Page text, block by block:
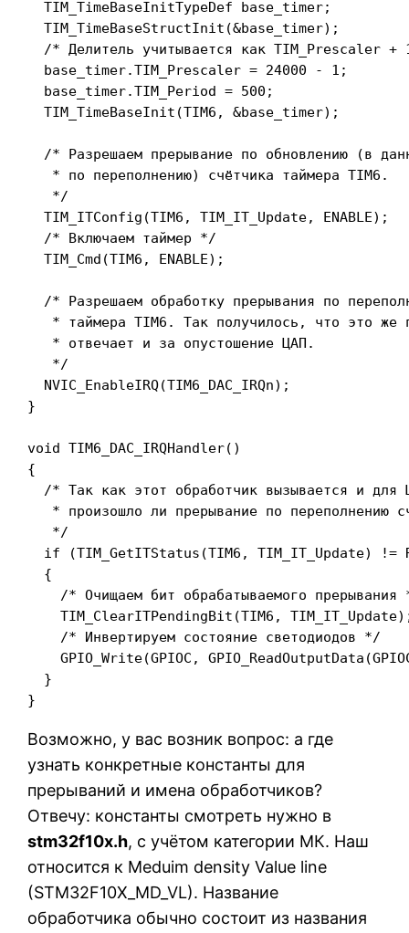
  TIM_TimeBaseInitTypeDef base_timer;
  TIM_TimeBaseStructInit(&base_timer);
/* Делитель учитывается как TIM_Prescaler +
  base_timer.TIM_Prescaler = 24000 - 1;
  base_timer.TIM_Period = 500;
  TIM_TimeBaseInit(TIM6, &base_timer);
/* Разрешаем прерывание по обновлению (в
   * по переполнению) счётчика таймера TIM6.
   */
  TIM_ITConfig(TIM6, TIM_IT_Update, ENABLE);
  /* Включаем таймер */
  TIM_Cmd(TIM6, ENABLE);
/* Разрешаем обработку прерывания по
* таймера TIM6. Так получилось, что это же
   * отвечает и за опустошение ЦАП.
   */
  NVIC_EnableIRQ(TIM6_DAC_IRQn);
}
void TIM6_DAC_IRQHandler()
{
/* Так как этот обработчик вызывается и для
* произошло ли прерывание по переполнению
   */
if (TIM_GetITStatus(TIM6, TIM_IT_Update) !=
  {
/* Очищаем бит обрабатываемого прерывания
TIM_ClearITPendingBit(TIM6,
    /* Инвертируем состояние светодиодов */
GPIO_Write(GPIOC,
  }
}
Возможно, у вас возник вопрос: а где
узнать конкретные константы для
прерываний и имена обработчиков?
Отвечу: константы смотреть нужно в
stm32f10x.h, с учётом категории МК. Наш
относится к Meduim density Value line
(STM32F10X_MD_VL). Название
обработчика обычно состоит из названия